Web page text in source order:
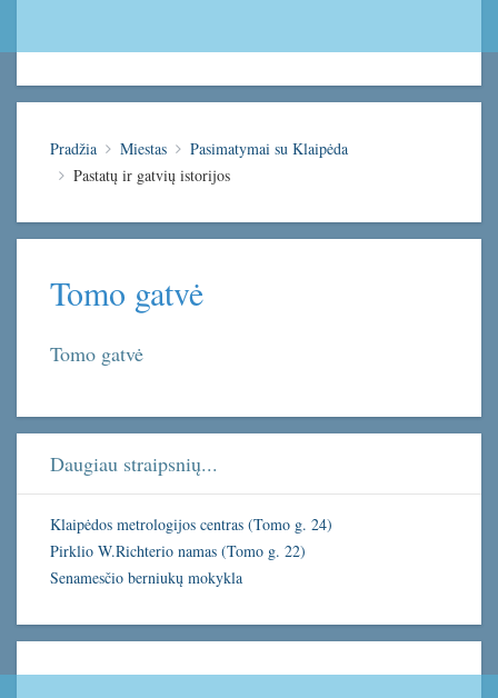
Pradžia Miestas
Pasimatymai su Klaipėda
Pastatų ir gatvių istorijos
Tomo gatvė
Tomo gatvė
Daugiau straipsnių...
Klaipėdos metrologijos centras (Tomo g. 24)
Pirklio W.Richterio namas (Tomo g. 22)
Senamesčio berniukų mokykla